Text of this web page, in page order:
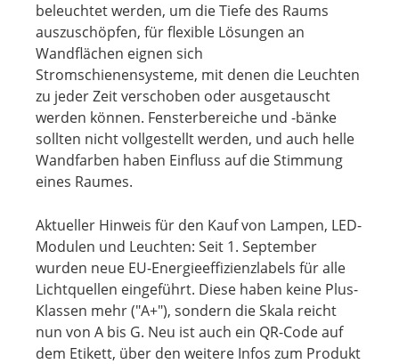
beleuchtet werden, um die Tiefe des Raums
auszuschöpfen, für flexible Lösungen an
Wandflächen eignen sich
Stromschienensysteme, mit denen die Leuchten
zu jeder Zeit verschoben oder ausgetauscht
werden können. Fensterbereiche und -bänke
sollten nicht vollgestellt werden, und auch helle
Wandfarben haben Einfluss auf die Stimmung
eines Raumes.
Aktueller Hinweis für den Kauf von Lampen, LED-
Modulen und Leuchten: Seit 1. September
wurden neue EU-Energieeffizienzlabels für alle
Lichtquellen eingeführt. Diese haben keine Plus-
Klassen mehr ("A+"), sondern die Skala reicht
nun von A bis G. Neu ist auch ein QR-Code auf
dem Etikett, über den weitere Infos zum Produkt